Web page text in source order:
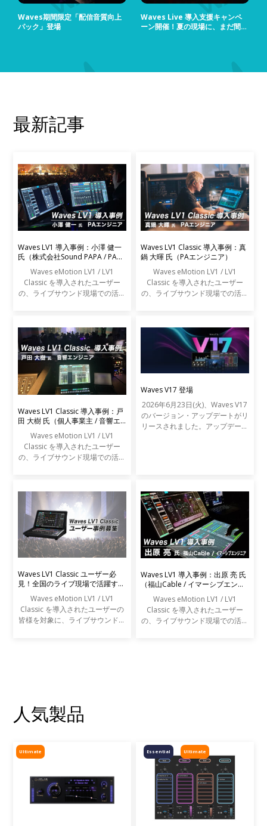
Waves期間限定「配信音質向上
パック」登場
Waves Live 導入支援キャンペ
ーン開催！夏の現場に、まだ間に
最新記事
Waves LV1 導入事例：小澤 健一
氏（株式会社Sound PAPA / PAエ
ンジニア）
Waves eMotion LV1 / LV1
Classic を導入されたユーザー
の、ライブサウンド現場での活用
Waves LV1 Classic 導入事例：真
鍋 大暉 氏（PAエンジニア）
Waves eMotion LV1 / LV1
Classic を導入されたユーザー
の、ライブサウンド現場での活用
Waves LV1 Classic 導入事例：戸
田 大樹 氏（個人事業主 / 音響エ
Waves eMotion LV1 / LV1
Classic を導入されたユーザー
の、ライブサウンド現場での活用
Waves V17 登場
2026年6月23日(火)、Waves V17
のバージョン・アップデートがリ
リースされました。アップデート
Waves LV1 Classic ユーザー必
見！全国のライブ現場で活躍する
エンジニアの声を募集します
Waves eMotion LV1 / LV1
Classic を導入されたユーザーの
皆様を対象に、ライブサウンドの
Waves LV1 導入事例：出原 亮 氏
（福山Cable / イマーシブエンジ
Waves eMotion LV1 / LV1
Classic を導入されたユーザー
の、ライブサウンド現場での活用
人気製品
Ultimate Ultimate
Essential